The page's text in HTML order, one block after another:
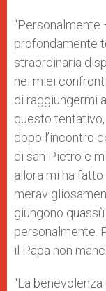
profondamente
straordinaria
nei miei
di raggiungermi
questo
dopo l’incontro
di san Pietro e
allora mi ha
giungono
personalmente.
il Papa non
“La